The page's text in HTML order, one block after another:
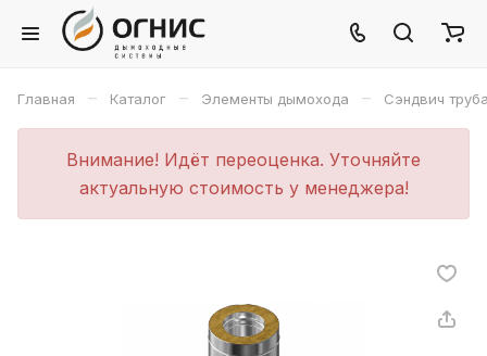
Главная – Каталог – Элементы дымохода – Сэндвич
Внимание! Идёт переоценка. Уточняйте
актуальную стоимость у менеджера!